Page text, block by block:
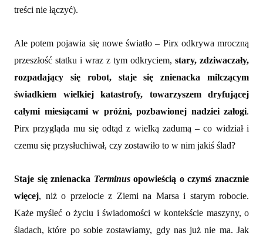
treści nie łączyć).
Ale potem pojawia się nowe światło – Pirx odkrywa mroczną
przeszłość statku i wraz z tym odkryciem, stary, zdziwaczały,
rozpadający się robot, staje się znienacka milczącym
świadkiem wielkiej katastrofy, towarzyszem dryfującej
całymi miesiącami w próżni, pozbawionej nadziei załogi.
Pirx przygląda mu się odtąd z wielką zadumą – co widział i
czemu się przysłuchiwał, czy zostawiło to w nim jakiś ślad?
Staje się znienacka Terminusopowieścią o czymś znacznie
więcej, niż o przelocie z Ziemi na Marsa i starym robocie.
Każe myśleć o życiu i świadomości w kontekście maszyny, o
śladach, które po sobie zostawiamy, gdy nas już nie ma. Jak